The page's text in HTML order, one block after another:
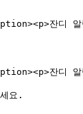
잔디
잔디
요.